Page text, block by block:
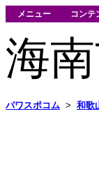
メニュー コンテ
海
パワスポコム > 和歌